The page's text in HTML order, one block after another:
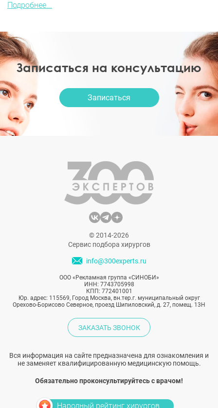
Подробнее...
Записаться на консультацию
Записаться
© 2014-2026
Сервис подбора хирургов
info@300experts.ru
ООО «Рекламная группа «СИНОБИ»
ИНН: 7743705998
КПП: 772401001
Юр. адрес: 115569, Город Москва, вн.тер.г. муниципальный округ
Орехово-Борисово Северное, проезд Шипиловский, д. 27, помещ. 13Н
ЗАКАЗАТЬ ЗВОНОК
Вся информация на сайте предназначена для ознакомления и
не заменяет квалифицированную медицинскую помощь.
Обязательно проконсультируйтесь с врачом!
Народный рейтинг хирургов